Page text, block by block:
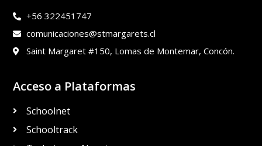
+56 322451747
comunicaciones@stmargarets.cl
Saint Margaret #150, Lomas de Montemar, Concón.
Acceso a Plataformas
Schoolnet
Schooltrack